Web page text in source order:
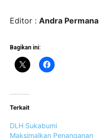
Editor : Andra Permana
Bagikan ini:
Terkait
DLH Sukabumi
Maksimalkan Penanganan